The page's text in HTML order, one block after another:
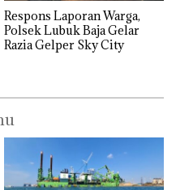
Respons Laporan Warga,
Polsek Lubuk Baja Gelar
Razia Gelper Sky City